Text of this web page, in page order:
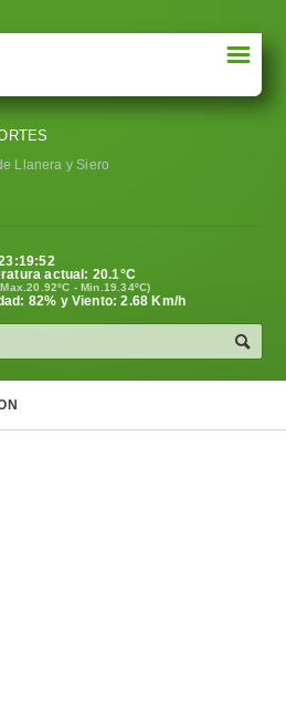
☰
Llanera y Siero
actual: 20.1°C
- Min.19.34ºC)
82% y Viento: 2.68 Km/h